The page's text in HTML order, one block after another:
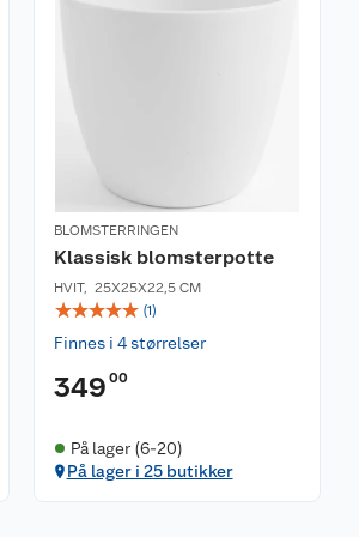
BLOMSTERRINGEN
Klassisk blomsterpotte
HVIT, 25X25X22,5 CM
☆☆☆☆☆ (1)
Finnes i 4 størrelser
349 00
På lager (6-20)
På lager i 25 butikker